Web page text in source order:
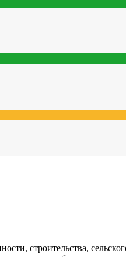
строительства,